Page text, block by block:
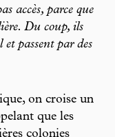
accès, parce que
Du coup, ils
passent par des
on croise un
que les
colonies